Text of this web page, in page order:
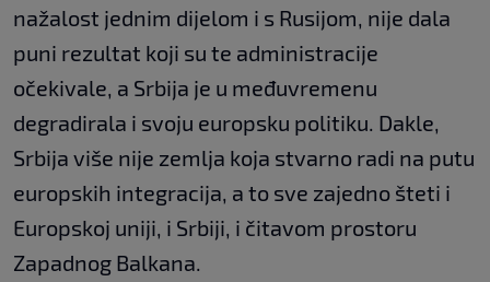
nažalost jednim dijelom i s Rusijom, nije dala
puni rezultat koji su te administracije
očekivale, a Srbija je u međuvremenu
degradirala i svoju europsku politiku. Dakle,
Srbija više nije zemlja koja stvarno radi na putu
europskih integracija, a to sve zajedno šteti i
Europskoj uniji, i Srbiji, i čitavom prostoru
Zapadnog Balkana.